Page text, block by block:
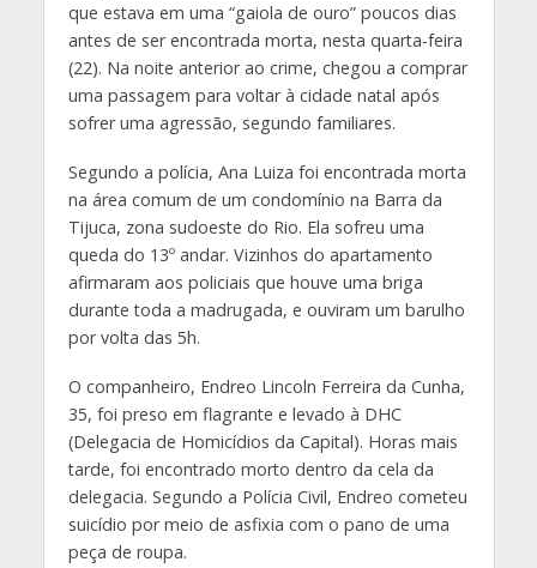
que estava em uma “gaiola de ouro” poucos dias
antes de ser encontrada morta, nesta quarta-feira
(22). Na noite anterior ao crime, chegou a comprar
uma passagem para voltar à cidade natal após
sofrer uma agressão, segundo familiares.
Segundo a polícia, Ana Luiza foi encontrada morta
na área comum de um condomínio na Barra da
Tijuca, zona sudoeste do Rio. Ela sofreu uma
queda do 13º andar. Vizinhos do apartamento
afirmaram aos policiais que houve uma briga
durante toda a madrugada, e ouviram um barulho
por volta das 5h.
O companheiro, Endreo Lincoln Ferreira da Cunha,
35, foi preso em flagrante e levado à DHC
(Delegacia de Homicídios da Capital). Horas mais
tarde, foi encontrado morto dentro da cela da
delegacia. Segundo a Polícia Civil, Endreo cometeu
suicídio por meio de asfixia com o pano de uma
peça de roupa.